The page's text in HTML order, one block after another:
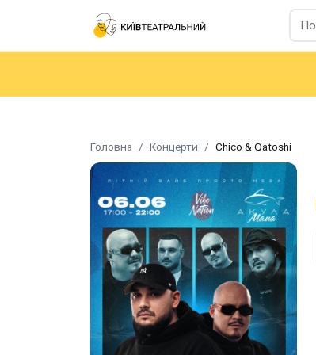
Головна Концерти Chico & Qatoshi